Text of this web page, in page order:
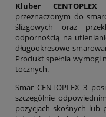
Kluber
przeznaczonym do
ślizgowych oraz
odpornością na
długookresowe
Produkt spełnia wymogi
tocznych.
Smar CENTOPLEX 3
szczególnie
pozycjach skośnych lub